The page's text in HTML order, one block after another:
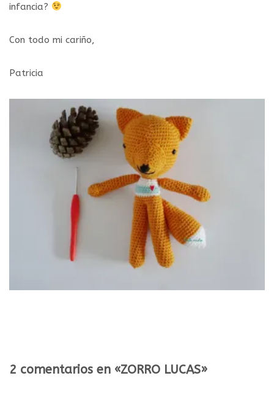
infancia?
Con todo mi cariño,
Patricia
2 comentarios en «ZORRO LUCAS»